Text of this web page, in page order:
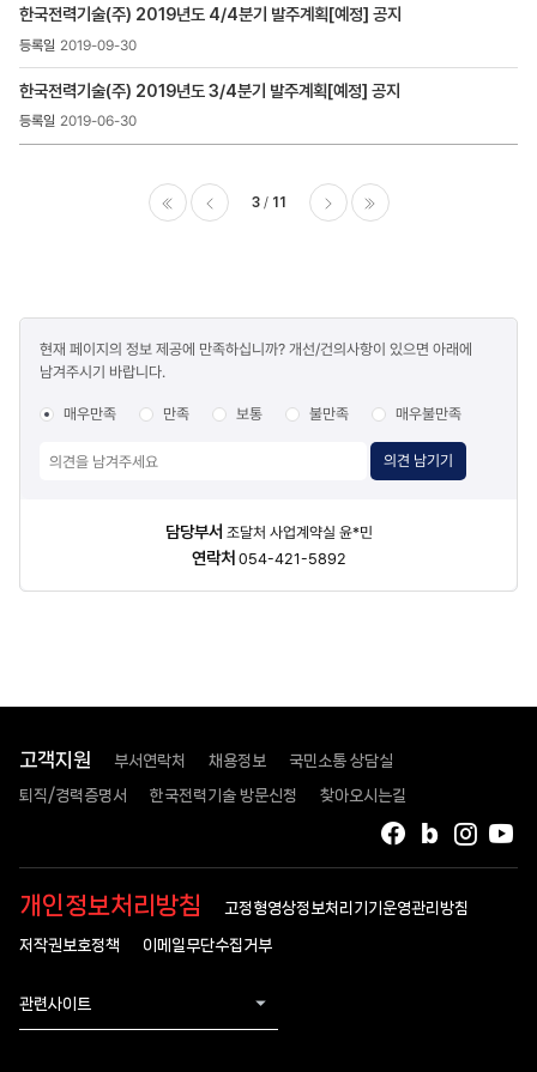
한국전력기술(주) 2019년도 4/4분기 발주계획[예정] 공지
2019-09-30
한국전력기술(주) 2019년도 3/4분기 발주계획[예정] 공지
2019-06-30
3 11
만족도
조사
현재 페이지의 정보 제공에 만족하십니까? 개선/건의사항이 있으면 아래에
남겨주시기 바랍니다.
매우만족 만족 보통 불만족 매우불만족
의견 남기기
담당부서 조달처 사업계약실 윤*민
연락처 054-421-5892
고객지원 부서연락처 채용정보 국민소통 상담실
퇴직/경력증명서 한국전력기술 방문신청 찾아오시는길
인스
블로그
페이스북
개인정보처리방침 고정형영상정보처리기기운영관리방침
저작권보호정책 이메일무단수집거부
관련사이트